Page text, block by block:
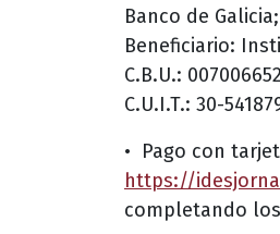
Banco de
Beneficiario:
C.B.U.:
C.U.I.T.: 30-
•⁠ ⁠Pago con
https://
completando